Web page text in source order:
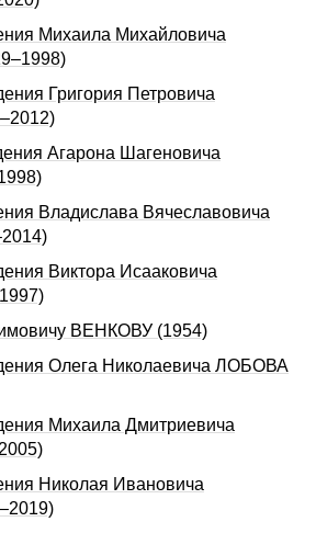
Михаила Михайловича
Григория Петровича
Агарона Шагеновича
Владислава Вячеславовича
Виктора Исааковича
ВЕНКОВУ (1954)
Олега Николаевича ЛОБОВА
Михаила Дмитриевича
Николая Ивановича